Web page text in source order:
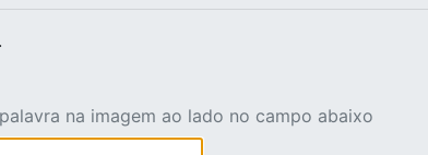
na imagem ao lado no campo abaixo